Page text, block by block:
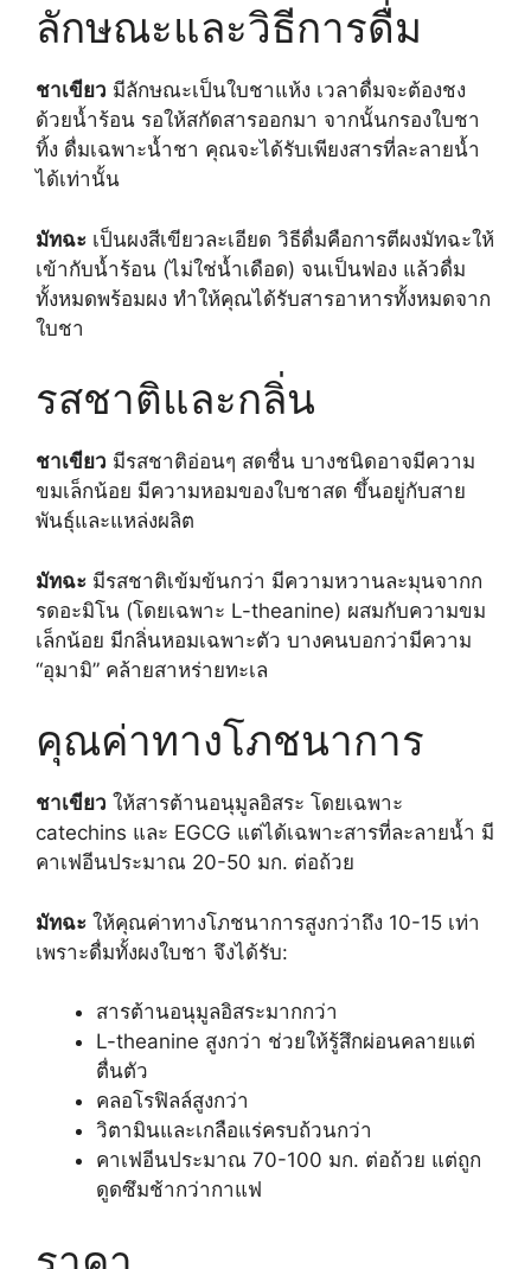
ลักษณะและวิธีการดื่ม
ชาเขียว มีลักษณะเป็นใบชาแห้ง เวลาดื่มจะต้องชง
ด้วยน้ำร้อน รอให้สกัดสารออกมา จากนั้นกรองใบชา
ทิ้ง ดื่มเฉพาะน้ำชา คุณจะได้รับเพียงสารที่ละลายน้ำ
ได้เท่านั้น
มัทฉะ เป็นผงสีเขียวละเอียด วิธีดื่มคือการตีผงมัทฉะให้
เข้ากับน้ำร้อน (ไม่ใช่น้ำเดือด) จนเป็นฟอง แล้วดื่ม
ทั้งหมดพร้อมผง ทำให้คุณได้รับสารอาหารทั้งหมดจาก
ใบชา
รสชาติและกลิ่น
ชาเขียว มีรสชาติอ่อนๆ สดชื่น บางชนิดอาจมีความ
ขมเล็กน้อย มีความหอมของใบชาสด ขึ้นอยู่กับสาย
พันธุ์และแหล่งผลิต
มัทฉะ มีรสชาติเข้มข้นกว่า มีความหวานละมุนจากก
รดอะมิโน (โดยเฉพาะ L-theanine) ผสมกับความขม
เล็กน้อย มีกลิ่นหอมเฉพาะตัว บางคนบอกว่ามีความ
“อุมามิ” คล้ายสาหร่ายทะเล
คุณค่าทางโภชนาการ
ชาเขียว ให้สารต้านอนุมูลอิสระ โดยเฉพาะ
catechins และ EGCG แต่ได้เฉพาะสารที่ละลายน้ำ มี
คาเฟอีนประมาณ 20-50 มก. ต่อถ้วย
มัทฉะ ให้คุณค่าทางโภชนาการสูงกว่าถึง 10-15 เท่า
เพราะดื่มทั้งผงใบชา จึงได้รับ:
สารต้านอนุมูลอิสระมากกว่า
L-theanine สูงกว่า ช่วยให้รู้สึกผ่อนคลายแต่
ตื่นตัว
คลอโรฟิลล์สูงกว่า
วิตามินและเกลือแร่ครบถ้วนกว่า
คาเฟอีนประมาณ 70-100 มก. ต่อถ้วย แต่ถูก
ดูดซึมช้ากว่ากาแฟ